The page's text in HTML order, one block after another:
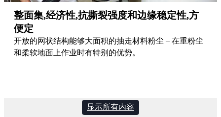
整面集,经济性,抗撕裂强度和边缘稳定性,方
便定
开放的网状结构能够大面积的抽走材料粉尘 – 在重粉尘
和柔软地面上作业时有特别的优势。
显示所有内容